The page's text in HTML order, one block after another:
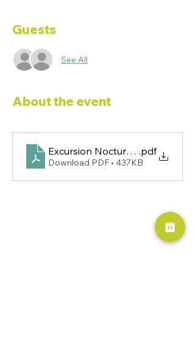
Guests
See All
About the event
Excursion Nocturna Meseta 2025
.pdf
Download PDF • 437KB